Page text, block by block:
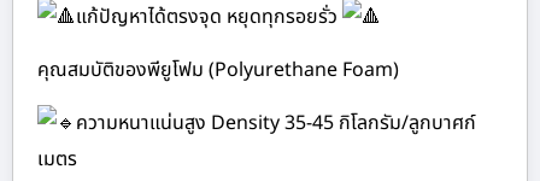
แก้ปัญหาได้ตรงจุด หยุดทุกรอยรั่ว
คุณสมบัติของพียูโฟม (Polyurethane Foam)
ความหนาแน่นสูง Density 35-45 กิโลกรัม/ลูกบาศก์
เมตร